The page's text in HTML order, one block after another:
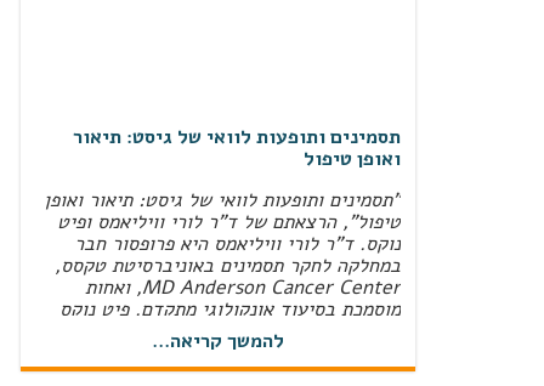
תסמינים ותופעות לוואי של גיסט: תיאור
ואופן טיפול
"תסמינים ותופעות לוואי של גיסט: תיאור ואופן
טיפול", הרצאתם של ד"ר לורי וויליאמס ופיט
נוקס. ד"ר לורי וויליאמס היא פרופסור חבר
במחלקה לחקר תסמינים באוניברסיטת טקסס,
MD Anderson Cancer Center‏, ואחות
מוסמכת בסיעוד אונקולוגי מתקדם. פיט נוקס
הוא מנהל המחקר הבכיר בעמותת Life Raft
Group‏, והוא חבר מוערך בצוות "עולם אמיתי"
(RWE‏) המשתמש בכישורים האנליטיים שלו כדי
להמשך קריאה...